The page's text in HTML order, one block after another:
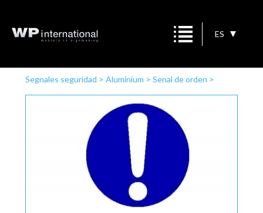
ES
Segnales seguridad > Aluminium > Senal de orden >